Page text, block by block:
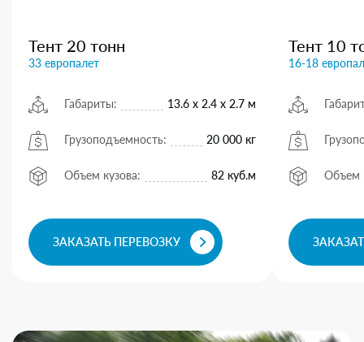
Тент 20 тонн
33 европалет
Габариты: 13.6 х 2.4 х 2.7 м
Грузоподъемность: 20 000 кг
Объем кузова: 82 куб.м
ЗАКАЗАТЬ ПЕРЕВОЗКУ
Тент 10
16-18
Объем